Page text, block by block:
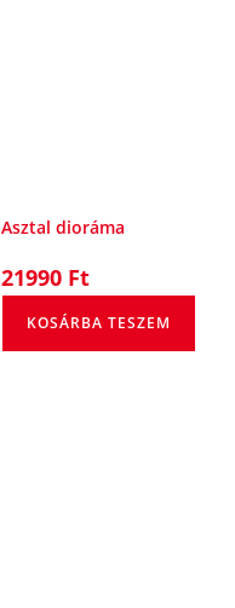
Asztal dioráma
21990 Ft
KOSÁRBA TESZEM